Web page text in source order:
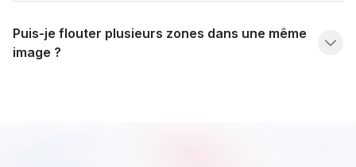
Puis-je flouter plusieurs zones dans une même
image ?